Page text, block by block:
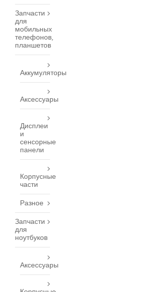
Запчасти
для
мобильных
телефонов,
планшетов
Аккумуляторы
Аксессуары
Дисплеи
и
сенсорные
панели
Корпусные
части
Разное
Запчасти
для
ноутбуков
Аксессуары